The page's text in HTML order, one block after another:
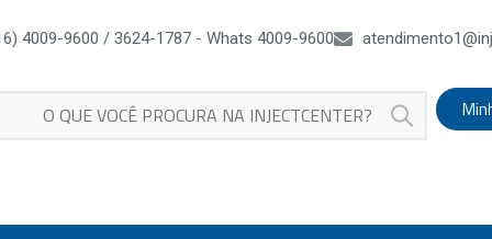
4009-9600 / 3624-1787 - Whats 4009-9600